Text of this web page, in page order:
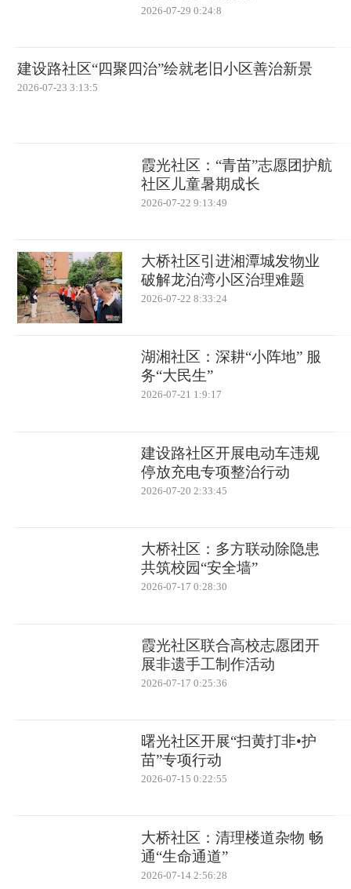
2026-07-29 0:24:8
建设路社区“四聚四治”绘就老旧小区善治新景
2026-07-23 3:13:5
霞光社区：“青苗”志愿团护航
社区儿童暑期成长
2026-07-22 9:13:49
大桥社区引进湘潭城发物业
破解龙泊湾小区治理难题
2026-07-22 8:33:24
湖湘社区：深耕“小阵地” 服
务“大民生”
2026-07-21 1:9:17
建设路社区开展电动车违规
停放充电专项整治行动
2026-07-20 2:33:45
大桥社区：多方联动除隐患
共筑校园“安全墙”
2026-07-17 0:28:30
霞光社区联合高校志愿团开
展非遗手工制作活动
2026-07-17 0:25:36
曙光社区开展“扫黄打非•护
苗”专项行动
2026-07-15 0:22:55
大桥社区：清理楼道杂物 畅
通“生命通道”
2026-07-14 2:56:28